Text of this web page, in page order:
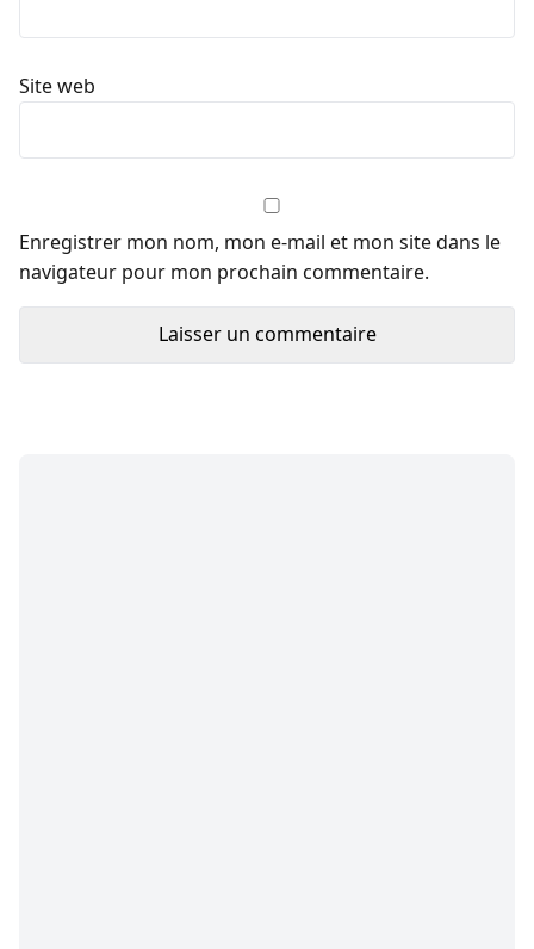
Site web
Enregistrer mon nom, mon e-mail et mon site dans le
navigateur pour mon prochain commentaire.